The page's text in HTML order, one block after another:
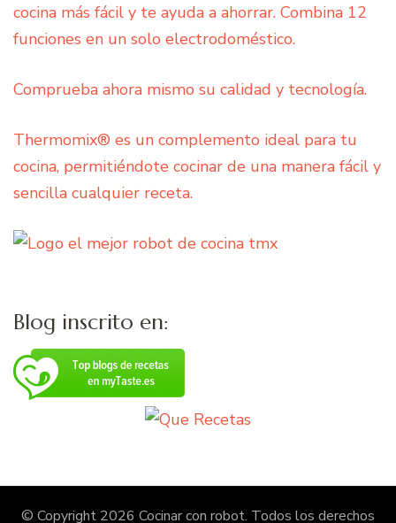
cocina más fácil y te ayuda a ahorrar. Combina 12
funciones en un solo electrodoméstico.
Comprueba ahora mismo su calidad y tecnología.
Thermomix® es un complemento ideal para tu
cocina, permitiéndote cocinar de una manera fácil y
sencilla cualquier receta.
Blog inscrito en:
© Copyright 2026 Cocinar con robot. Todos los derechos